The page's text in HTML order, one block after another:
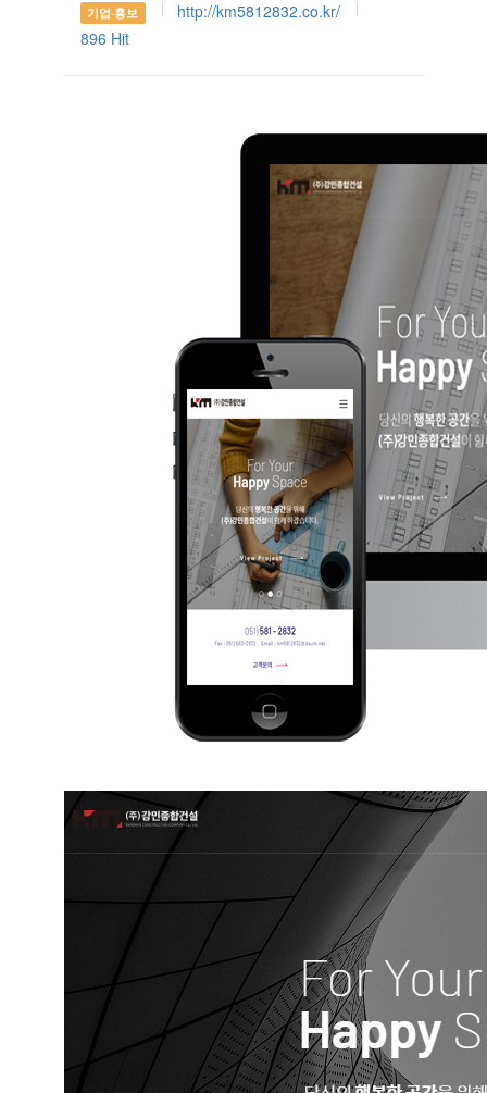
기업·홍보
http://km5812832.co.kr/
896 Hit